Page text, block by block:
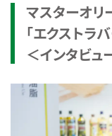
マスターオリ
「エクストラ
＜インタビュ